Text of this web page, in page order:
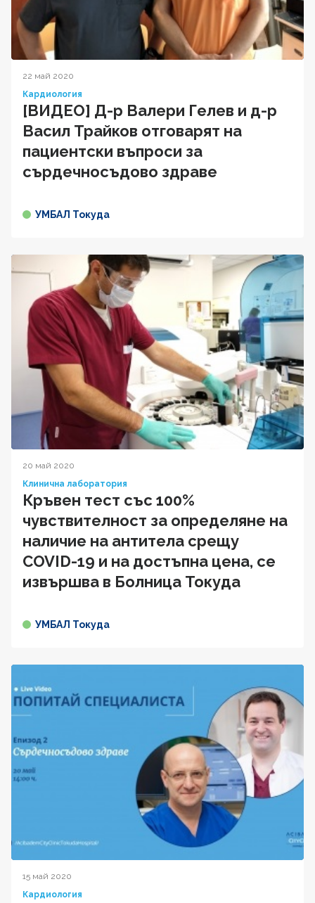
22 май 2020
Кардиология
[ВИДЕО] Д-р Валери Гелев и д-р
Васил Трайков отговарят на
пациентски въпроси за
сърдечносъдово здравe
УМБАЛ Токуда
20 май 2020
Клинична лаборатория
Кръвен тест със 100%
чувствителност за определяне на
наличие на антитела срещу
COVID-19 и на достъпна цена, се
извършва в Болница Токуда
УМБАЛ Токуда
15 май 2020
Кардиология